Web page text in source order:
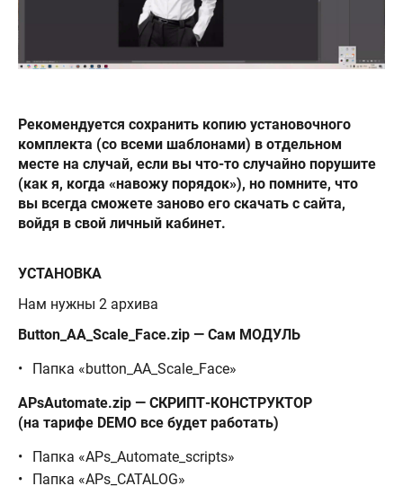
Рекомендуется сохранить копию установочного
комплекта (со всеми шаблонами) в отдельном
месте на случай, если вы что-то случайно порушите
(как я, когда «навожу порядок»), но помните, что
вы всегда сможете заново его скачать с сайта,
войдя в свой личный кабинет.
УСТАНОВКА
Нам нужны 2 архива
Button_AA_Scale_Face.zip — Сам МОДУЛЬ
Папка «button_AA_Scale_Face»
APsAutomate.zip — СКРИПТ-КОНСТРУКТОР
(на тарифе DEMO все будет работать)
Папка «APs_Automate_scripts»
Папка «APs_CATALOG»